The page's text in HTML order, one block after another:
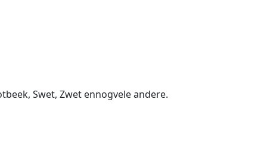
Swet, Zwet ennogvele andere.